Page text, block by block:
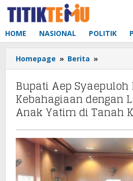
Lewati
HOME NASIONAL POLITIK
Homepage » Berita »
Aep
Berbagi
dengan
dan
Anak
Yatim
di
Tanah
Bupati Aep Syaepuloh
Kebahagiaan dengan
Anak Yatim di Tanah